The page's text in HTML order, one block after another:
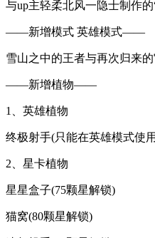
与up主轻柔北风一隐士制作
——新增模式 英雄模式——
雪山之中的王者与再次归来
——新增植物——
1、英雄植物
终极射手(只能在英雄模式使
2、星卡植物
星星盒子(75颗星解锁)
猫窝(80颗星解锁)